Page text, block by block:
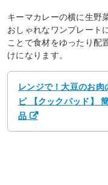
キーマカレーの横に生野
おしゃれなワンプレート
ことで食材をゆったり配
けになります。
レンジで！大豆のお
ピ 【クックパッド】
品